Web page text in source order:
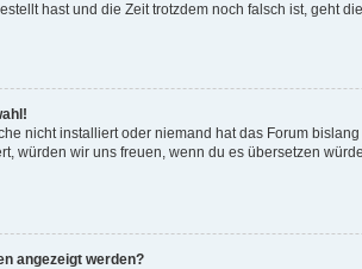
hast und die Zeit trotzdem noch falsch ist, geht
nicht installiert oder niemand hat das Forum
würden wir uns freuen, wenn du es übersetzen
angezeigt werden?